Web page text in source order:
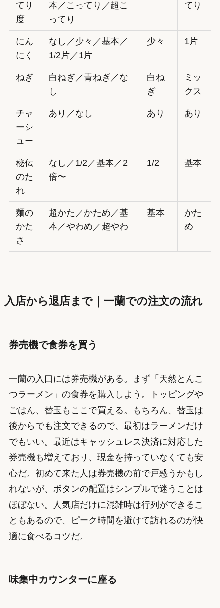
てり
度
本／こってり／超こ
ってり
てり
にん
にく
なし／少々／基本／
1/2片／1片
少々 1片
ねぎ
白ねぎ／青ねぎ／な
し
白ね
ぎ
ミッ
クス
チャ
ーシ
ュー
あり／なし あり あり
秘伝
のた
れ
なし／1/2／基本／2
倍〜
1/2 基本
麺の
かた
さ
超かた／かため／基
本／やわめ／超やわ
基本
かた
め
入店から退店まで｜一蘭での注文の流れ
券売機で食券を買う
一蘭の入口には券売機がある。まず「天然とんこ
つラーメン」の食券を購入しよう。トッピングや
ごはん、替玉もここで買える。もちろん、替玉は
後からでも注文できるので、最初はラーメンだけ
でもいい。最近はキャッシュレス決済に対応した
券売機も増えており、現金を持っていなくても安
心だ。初めて来た人は券売機の前で戸惑うかもし
れないが、ボタンの配置はシンプルで迷うことは
ほぼない。人気店だけに混雑時は行列ができるこ
ともあるので、ピーク時間を避けて訪れるのが快
適に食べるコツだ。
味集中カウンターに座る